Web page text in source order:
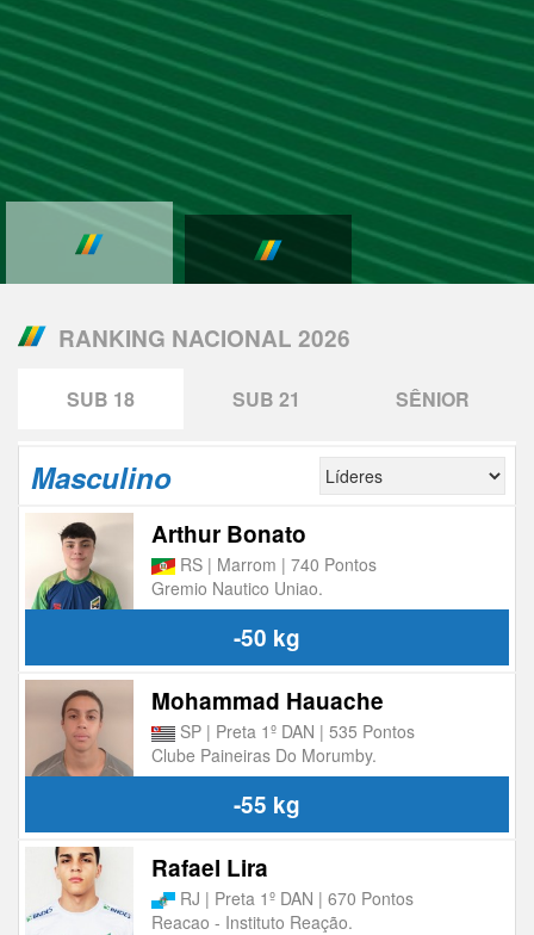
RANKING NACIONAL 2026
SUB 18 SUB 21 SÊNIOR
Masculino
Arthur Bonato
RS | Marrom | 740 Pontos
Gremio Nautico Uniao.
-50 kg
Mohammad Hauache
SP | Preta 1º DAN | 535 Pontos
Clube Paineiras Do Morumby.
-55 kg
Rafael Lira
RJ | Preta 1º DAN | 670 Pontos
Reacao - Instituto Reação.